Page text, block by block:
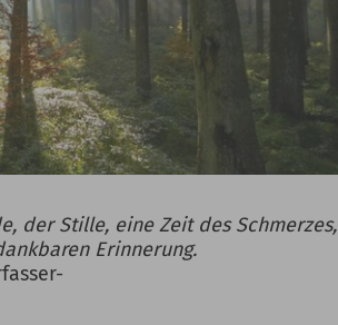
der Stille, eine Zeit des Schmerzes,
Erinnerung.